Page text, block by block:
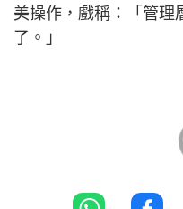
美操作，戲稱：「管理
了。」